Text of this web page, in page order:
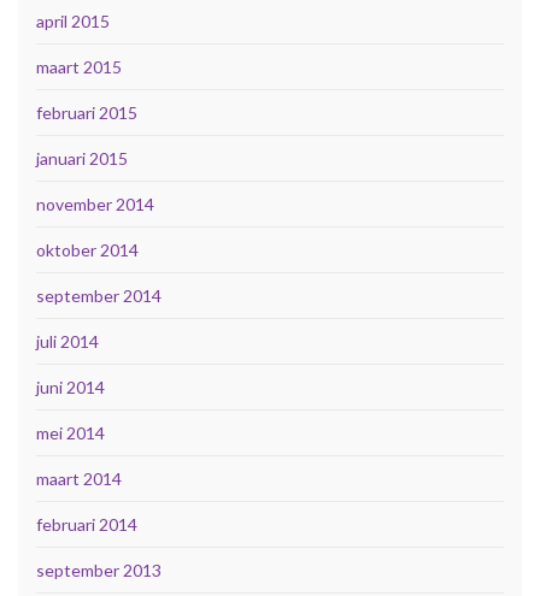
april 2015
maart 2015
februari 2015
januari 2015
november 2014
oktober 2014
september 2014
juli 2014
juni 2014
mei 2014
maart 2014
februari 2014
september 2013